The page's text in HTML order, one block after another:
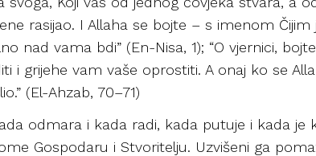
rasijao. I Allaha se bojte – s imenom
nad vama bdi” (En-Nisa, 1); “O vjernici,
i grijehe vam vaše oprostiti. A onaj ko se
(El-Ahzab, 70–71)
odmara i kada radi, kada putuje i kada
Gospodaru i Stvoritelju. Uzvišeni ga